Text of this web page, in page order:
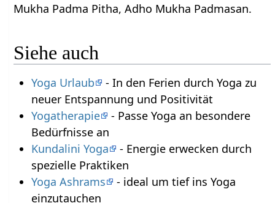
Mukha Padma Pitha, Adho Mukha Padmasan.
Siehe auch
Yoga Urlaub
- In den Ferien durch Yoga zu
neuer Entspannung und Positivität
Yogatherapie
- Passe Yoga an besondere
Bedürfnisse an
Kundalini Yoga
- Energie erwecken durch
spezielle Praktiken
Yoga Ashrams
- ideal um tief ins Yoga
einzutauchen